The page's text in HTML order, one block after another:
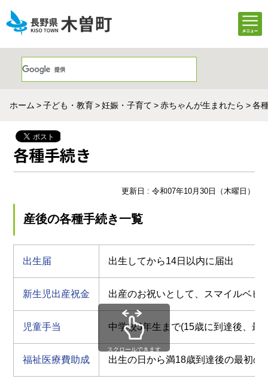
ホーム 子ども・教育 妊娠・子育て 赤ちゃんが生まれたら 各
各種手続き
更新日 : 令和07年10月30日（木曜日）
産後の各種手続き一覧
出生届 出生してから14日以内に届出
新生児出産祝金 出産のお祝いとして、スマイルベビ
児童手当 中学校3年生まで(15歳に到達後、最
福祉医療費助成 出生の日から満18歳到達後の最初
スクロールできます